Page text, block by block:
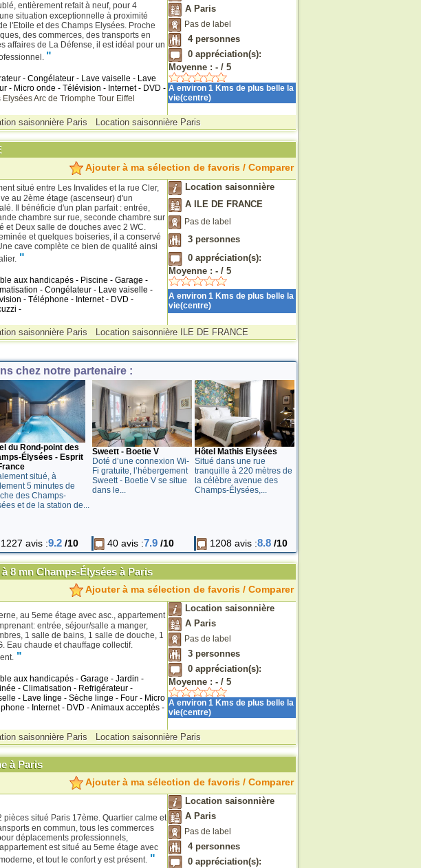
entièrement refait à neuf, pour 4
situation exceptionnelle à proximité
l'Etoile et des Champs Elysées. Proche
des commerces, des transports en
affaires de La Défense, il est idéal pour un
"
- Congélateur - Lave vaiselle - Lave
- Micro onde - Télévision - Internet - DVD -
ElyséesArc de Triomphe Tour Eiffel
A Paris
Pas de label
4 personnes
0appréciation(s):
Moyenne : -/ 5
A environ 1 Kms de plus belle la
vie(centre)
saisonnière Paris Location saisonnière Paris
Ajouter à ma sélection de favoris / Comparer
situé entre Les Invalides et la rue Cler,
au 2ème étage (ascenseur) d'un
Il bénéficie d'un plan parfait : entrée,
chambre sur rue, seconde chambre sur
et Deux salle de douches avec 2 WC.
et quelques boiseries, il a conservé
cave complète ce bien de qualité ainsi
"
aux handicapés - Piscine - Garage -
- Congélateur - Lave vaiselle -
- Téléphone - Internet - DVD -
-
Location saisonnière
A ILE DE FRANCE
Pas de label
3 personnes
0appréciation(s):
Moyenne : -/ 5
A environ 1 Kms de plus belle la
vie(centre)
saisonnière Paris Location saisonnière ILE DE FRANCE
chez notre partenaire :
du Rond-point des
Élysées - Esprit
situé, à
5 minutes de
des Champs-
et de la station de...
Sweett - Boetie V
Doté d’une connexion Wi-
Fi gratuite, l’hébergement
Sweett - Boetie V se situe
dans le...
Hôtel Mathis Elysées
Situé dans une rue
tranquille à 220 mètres de
la célèbre avenue des
Champs-Élysées,...
1227 avis :9.2 /10 40 avis :7.9 /10 1208 avis :8.8 /10
8 mn Champs-Élysées à Paris
Ajouter à ma sélection de favoris / Comparer
au 5eme étage avec asc., appartement
entrée, séjour/salle a manger,
1 salle de bains, 1 salle de douche, 1
Eau chaude et chauffage collectif.
"
aux handicapés - Garage - Jardin -
- Climatisation - Refrigérateur -
- Lave linge - Sèche linge - Four - Micro
- Internet - DVD - Animaux acceptés -
Location saisonnière
A Paris
Pas de label
3 personnes
0appréciation(s):
Moyenne : -/ 5
A environ 1 Kms de plus belle la
vie(centre)
saisonnière Paris Location saisonnière Paris
à Paris
Ajouter à ma sélection de favoris / Comparer
pièces situé Paris 17ème. Quartier calme et
en commun, tous les commerces
déplacements professionnels,
est situé au 5eme étage avec
et tout le confort y est présent. "
Location saisonnière
A Paris
Pas de label
4 personnes
0appréciation(s):